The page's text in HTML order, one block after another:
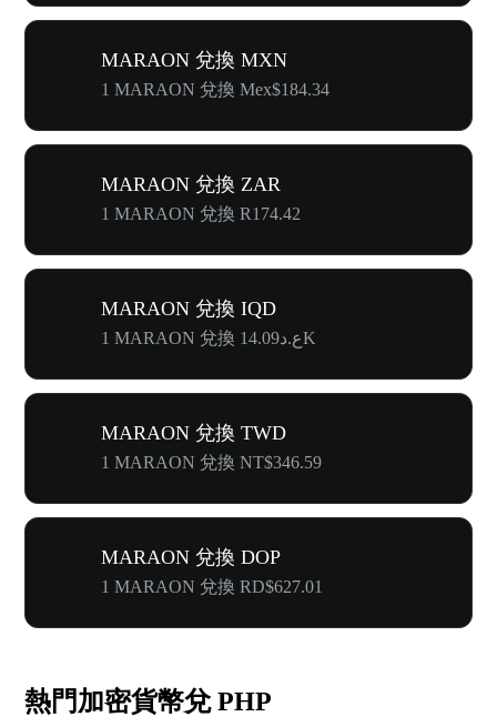
MARAON 兌換 MXN
1 MARAON 兌換 Mex$184.34
MARAON 兌換 ZAR
1 MARAON 兌換 R174.42
MARAON 兌換 IQD
1 MARAON 兌換 ع.د14.09K
MARAON 兌換 TWD
1 MARAON 兌換 NT$346.59
MARAON 兌換 DOP
1 MARAON 兌換 RD$627.01
熱門加密貨幣兌 PHP